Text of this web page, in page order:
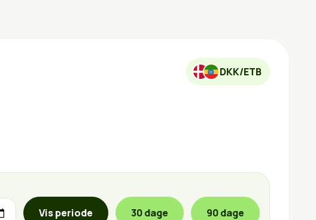
DKK/ETB
Vis periode 30 dage 90 dage